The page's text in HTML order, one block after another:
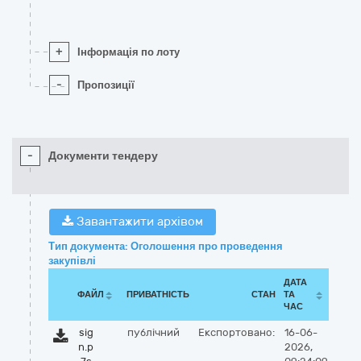
+ Інформація по лоту
- Пропозиції
- Документи тендеру
Завантажити архівом
Тип документа: Оголошення про проведення
закупівлі
ФАЙЛ ПРИВАТНІСТЬ СТАН
ДАТА
ТА
ЧАС
sig
n.p
публічний Експортовано:
16-06-
2026,